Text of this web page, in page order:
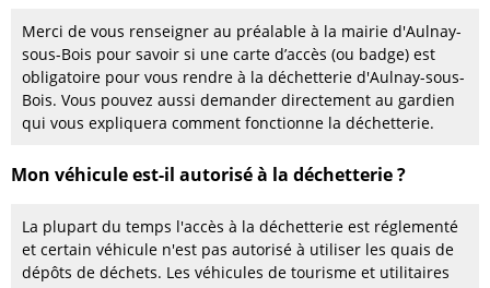
Merci de vous renseigner au préalable à la mairie d'Aulnay-
sous-Bois pour savoir si une carte d’accès (ou badge) est
obligatoire pour vous rendre à la déchetterie d'Aulnay-sous-
Bois. Vous pouvez aussi demander directement au gardien
qui vous expliquera comment fonctionne la déchetterie.
Mon véhicule est-il autorisé à la déchetterie ?
La plupart du temps l'accès à la déchetterie est réglementé
et certain véhicule n'est pas autorisé à utiliser les quais de
dépôts de déchets. Les véhicules de tourisme et utilitaires